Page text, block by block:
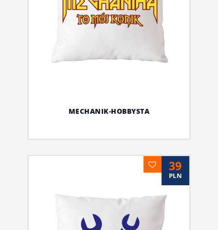
MECHANIK-HOBBYSTA
39
PLN